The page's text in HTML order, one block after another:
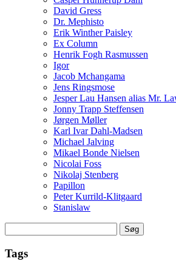
David Gress
Dr. Mephisto
Erik Winther Paisley
Ex Column
Henrik Fogh Rasmussen
Igor
Jacob Mchangama
Jens Ringsmose
Jesper Lau Hansen alias Mr.
Jonny Trapp Steffensen
Jørgen Møller
Karl Ivar Dahl-Madsen
Michael Jalving
Mikael Bonde Nielsen
Nicolai Foss
Nikolaj Stenberg
Papillon
Peter Kurrild-Klitgaard
Stanislaw
efter:
Tags